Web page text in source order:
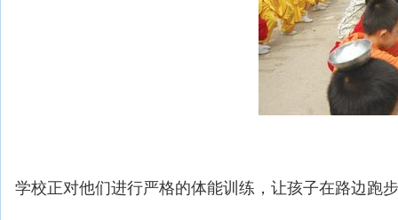
学校正对他们进行严格的体能训练，让孩子在路边跑